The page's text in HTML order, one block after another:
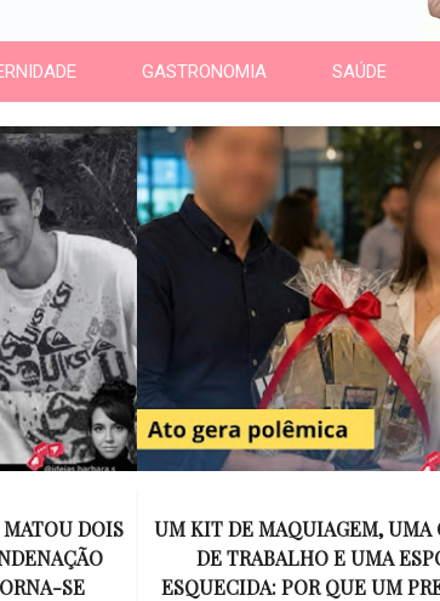
GASTRONOMIA SAÚDE
COLEGA
PRESENTE
APÓS O SUCESSO DE EU
ENCONTRAR, NETFLIX
DE MYRON BOLITAR, O